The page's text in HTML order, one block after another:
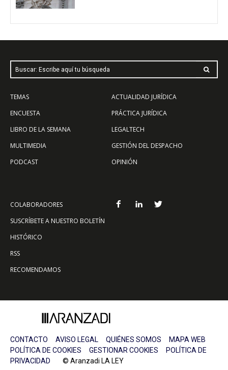
Buscar: Escribe aquí tu búsqueda
TEMAS
ENCUESTA
LIBRO DE LA SEMANA
MULTIMEDIA
PODCAST
ACTUALIDAD JURÍDICA
PRÁCTICA JURÍDICA
LEGALTECH
GESTIÓN DEL DESPACHO
OPINIÓN
COLABORADORES
SUSCRÍBETE A NUESTRO BOLETÍN
HISTÓRICO
RSS
RECOMENDAMOS
CONTACTO AVISO LEGAL QUIÉNES SOMOS
MAPA WEB
POLÍTICA DE COOKIES
GESTIONAR COOKIES
POLÍTICA DE
PRIVACIDAD © Aranzadi LA LEY